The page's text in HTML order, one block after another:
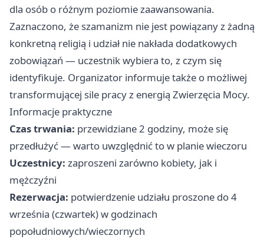
dla osób o różnym poziomie zaawansowania.
Zaznaczono, że szamanizm nie jest powiązany z żadną
konkretną religią i udział nie nakłada dodatkowych
zobowiązań — uczestnik wybiera to, z czym się
identyfikuje. Organizator informuje także o możliwej
transformującej sile pracy z energią Zwierzęcia Mocy.
Informacje praktyczne
Czas trwania: przewidziane 2 godziny, może się
przedłużyć — warto uwzględnić to w planie wieczoru
Uczestnicy: zaproszeni zarówno kobiety, jak i
mężczyźni
Rezerwacja: potwierdzenie udziału proszone do 4
września (czwartek) w godzinach
popołudniowych/wieczornych